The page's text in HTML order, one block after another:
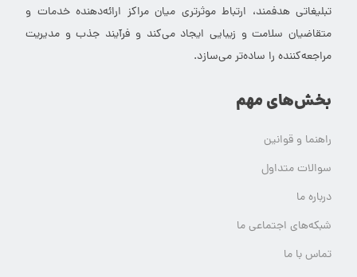
تبلیغاتی هدفمند، ارتباط موثرتری میان مراکز ارائه‌دهنده خدمات و
متقاضیان سلامت و زیبایی ایجاد می‌کند و فرآیند جذب و مدیریت
مراجعه‌کننده را ساده‌تر می‌سازد.
بخش‌های مهم
راهنما و قوانین
سوالات متداول
درباره ما
شبکه‌های اجتماعی ما
تماس با ما